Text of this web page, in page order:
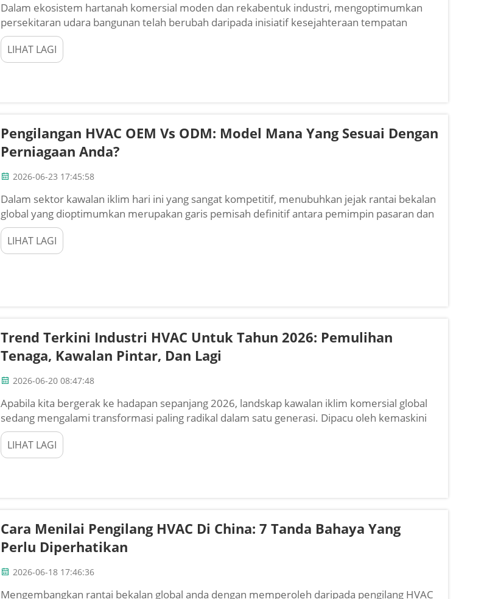
Dalam ekosistem hartanah komersial moden dan rekabentuk industri, mengoptimumkan
persekitaran udara bangunan telah berubah daripada inisiatif kesejahteraan tempatan
kepada tanggungjawab undang-undang dan kewangan yang ketat. Pengurus kemudahan,
MEP (Mekanikal, Elektrik...
LIHAT LAGI
Pengilangan HVAC OEM Vs ODM: Model Mana Yang Sesuai Dengan
Perniagaan Anda?
2026-06-23 17:45:58
Dalam sektor kawalan iklim hari ini yang sangat kompetitif, menubuhkan jejak rantai bekalan
global yang dioptimumkan merupakan garis pemisah definitif antara pemimpin pasaran dan
jenama-jenama yang bergelut. Sama ada anda kontraktor bangunan institusi, seorang...
LIHAT LAGI
Trend Terkini Industri HVAC Untuk Tahun 2026: Pemulihan
Tenaga, Kawalan Pintar, Dan Lagi
2026-06-20 08:47:48
Apabila kita bergerak ke hadapan sepanjang 2026, landskap kawalan iklim komersial global
sedang mengalami transformasi paling radikal dalam satu generasi. Dipacu oleh kemaskini
undang-undang net-zero yang ketat, pasaran tenaga yang tidak stabil, dan perubahan dalam
keperluan kesihatan penghuni...
LIHAT LAGI
Cara Menilai Pengilang HVAC Di China: 7 Tanda Bahaya Yang
Perlu Diperhatikan
2026-06-18 17:46:36
Mengembangkan rantai bekalan global anda dengan memperoleh daripada pengilang HVAC